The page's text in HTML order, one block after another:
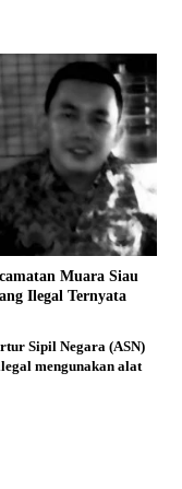
Muara Siau
Ilegal Ternyata
Sipil Negara (ASN)
mengunakan alat